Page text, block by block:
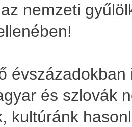
nemzeti
és szlovák
kultúránk